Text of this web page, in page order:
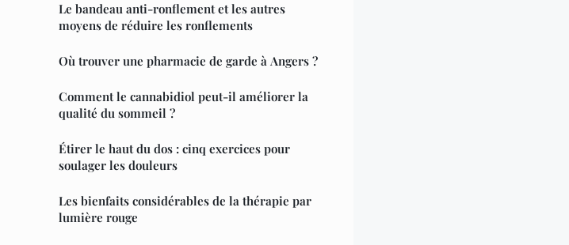
Le bandeau anti-ronflement et les autres
moyens de réduire les ronflements
Où trouver une pharmacie de garde à Angers ?
Comment le cannabidiol peut-il améliorer la
qualité du sommeil ?
Étirer le haut du dos : cinq exercices pour
soulager les douleurs
Les bienfaits considérables de la thérapie par
lumière rouge